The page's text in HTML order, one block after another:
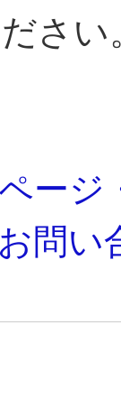
さい
ージ
問い